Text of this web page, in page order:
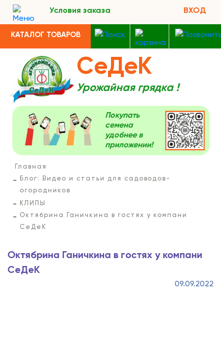
Условия заказа ВХОД
КАТАЛОГ ТОВАРОВ
СеДеК
Урожайная грядка !
Покупать
семена
удобнее в
приложении!
Главная
Блог: Видео и статьи для садоводов-
огородников
КЛИПЫ
Октябрина Ганичкина в гостях у компани
СеДеК
Октябрина Ганичкина в гостях у компани
СеДеК
09.09.2022